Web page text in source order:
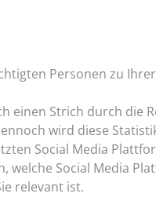
Personen zu Ihrer
einen Strich durch die
wird diese
Social Media
welche Social Media
relevant ist.